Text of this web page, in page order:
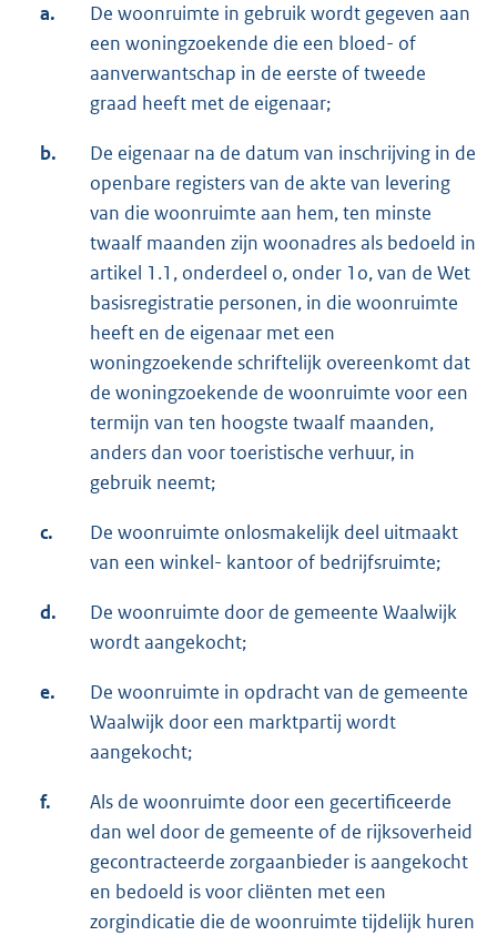
a.
De woonruimte in gebruik wordt gegeven aan
een woningzoekende die een bloed- of
aanverwantschap in de eerste of tweede
graad heeft met de eigenaar;
b.
De eigenaar na de datum van inschrijving in de
openbare registers van de akte van levering
van die woonruimte aan hem, ten minste
twaalf maanden zijn woonadres als bedoeld in
artikel 1.1, onderdeel o, onder 1o, van de Wet
basisregistratie personen, in die woonruimte
heeft en de eigenaar met een
woningzoekende schriftelijk overeenkomt dat
de woningzoekende de woonruimte voor een
termijn van ten hoogste twaalf maanden,
anders dan voor toeristische verhuur, in
gebruik neemt;
c.
De woonruimte onlosmakelijk deel uitmaakt
van een winkel- kantoor of bedrijfsruimte;
d.
De woonruimte door de gemeente Waalwijk
wordt aangekocht;
e.
De woonruimte in opdracht van de gemeente
Waalwijk door een marktpartij wordt
aangekocht;
f.
Als de woonruimte door een gecertificeerde
dan wel door de gemeente of de rijksoverheid
gecontracteerde zorgaanbieder is aangekocht
en bedoeld is voor cliënten met een
zorgindicatie die de woonruimte tijdelijk huren